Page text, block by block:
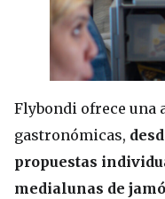
Flybondi ofrece una
gastronómicas,
propuestas
medialunas de